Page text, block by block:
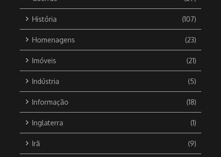
História (107)
Homenagens (23)
Imóveis (21)
Indústria (5)
Informação (18)
Inglaterra (1)
Irã (9)